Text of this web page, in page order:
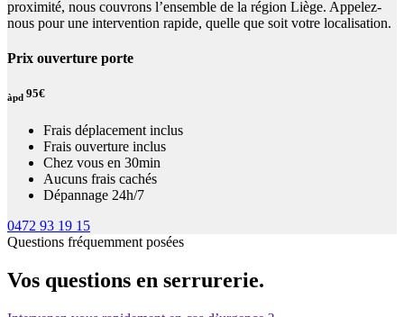
proximité, nous couvrons l’ensemble de la région Liège. Appelez-
nous pour une intervention rapide, quelle que soit votre localisation.
Prix ouverture porte
àpd 95€
Frais déplacement inclus
Frais ouverture inclus
Chez vous en 30min
Aucuns frais cachés
Dépannage 24h/7
0472 93 19 15
Questions fréquemment posées
Vos questions en serrurerie.